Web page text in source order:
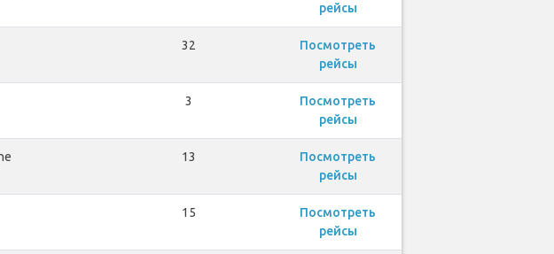
рейсы
32
Посмотреть
рейсы
3
Посмотреть
рейсы
13
Посмотреть
рейсы
15
Посмотреть
рейсы